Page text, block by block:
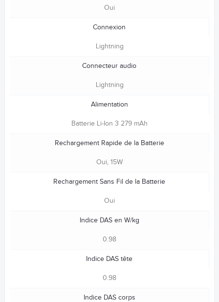
Oui
Connexion
Lightning
Connecteur audio
Lightning
Alimentation
Batterie Li-Ion 3 279 mAh
Rechargement Rapide de la Batterie
Oui, 15W
Rechargement Sans Fil de la Batterie
Oui
Indice DAS en W/kg
0.98
Indice DAS tête
0.98
Indice DAS corps